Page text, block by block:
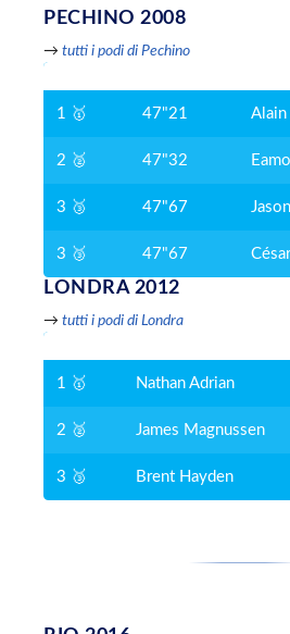
PECHINO 2008
→ tutti i podi di Pechino
1 🥇 47"21 Alain
2 🥈 47"32
3 🥉 47"67
3 🥉 47"67
LONDRA 2012
→ tutti i podi di Londra
1 🥇 Nathan Adrian
2 🥈 James Magnussen
3 🥉 Brent Hayden